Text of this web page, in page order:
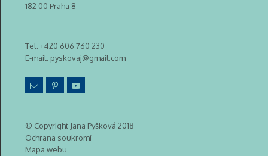
182 00 Praha 8
Tel: +420 606 760 230
E-mail: pyskovaj@gmail.com
© Copyright Jana Pyšková 2018
Ochrana soukromí
Mapa webu